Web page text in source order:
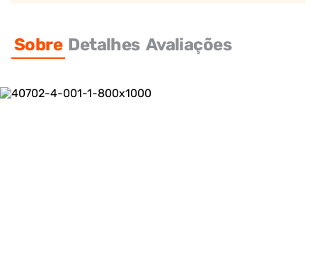
Sobre Detalhes Avaliações